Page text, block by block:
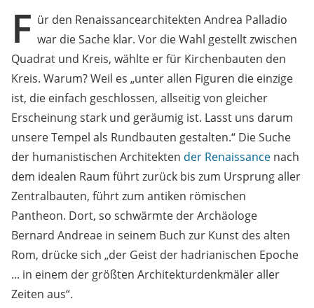
F ür den Renaissancearchitekten Andrea Palladio
war die Sache klar. Vor die Wahl gestellt zwischen
Quadrat und Kreis, wählte er für Kirchenbauten den
Kreis. Warum? Weil es „unter allen Figuren die einzige
ist, die einfach geschlossen, allseitig von gleicher
Erscheinung stark und geräumig ist. Lasst uns darum
unsere Tempel als Rundbauten gestalten.“ Die Suche
der humanistischen Architekten der Renaissance nach
dem idealen Raum führt zurück bis zum Ursprung aller
Zentralbauten, führt zum antiken römischen
Pantheon. Dort, so schwärmte der Archäologe
Bernard Andreae in seinem Buch zur Kunst des alten
Rom, drücke sich „der Geist der hadrianischen Epoche
... in einem der größten Architekturdenkmäler aller
Zeiten aus“.